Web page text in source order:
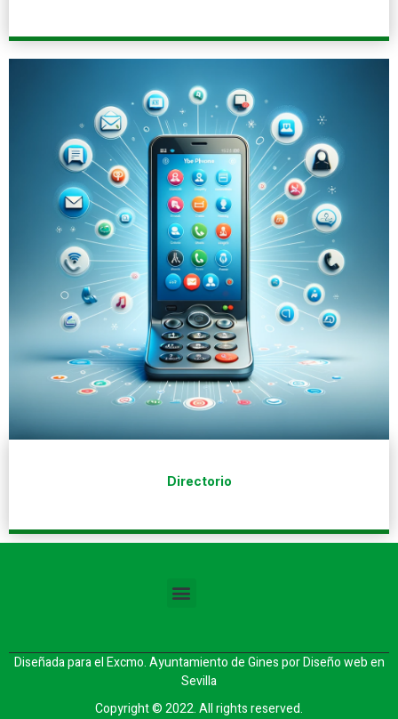
Directorio
Diseñada para el Excmo. Ayuntamiento de Gines porDiseño web en
Sevilla
Copyright © 2022. All rights reserved.